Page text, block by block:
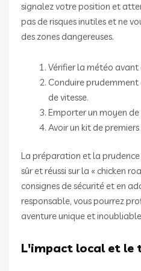
signalez votre position et
pas de risques inutiles et ne
des zones dangereuses.
Vérifier la météo avant
Conduire
de vitesse.
Emporter un moyen
Avoir un kit de
La préparation et la
sûr et réussi sur la « chicken
consignes de sécurité et en
responsable, vous pourrez
aventure unique et
L'impact local et le